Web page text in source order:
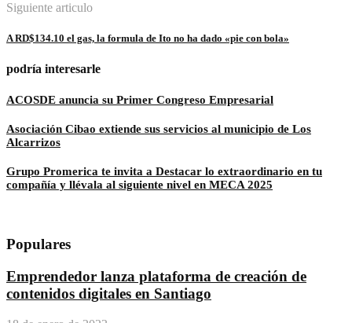
Siguiente articulo
A RD$134.10 el gas, la formula de Ito no ha dado «pie con bola»
podría interesarle
ACOSDE anuncia su Primer Congreso Empresarial
Asociación Cibao extiende sus servicios al municipio de Los
Alcarrizos
Grupo Promerica te invita a Destacar lo extraordinario en tu
compañía y llévala al siguiente nivel en MECA 2025
Populares
Emprendedor lanza plataforma de creación de
contenidos digitales en Santiago